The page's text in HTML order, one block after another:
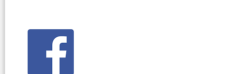
antenne e cavi
Servizio
Radioelettrico